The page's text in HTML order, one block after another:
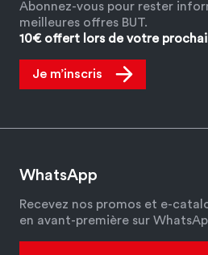
Abonnez-vous pour rester
meilleures offres BUT.
10€ offert lors de votre
Je m’inscris
WhatsApp
Recevez nos promos et e-
en avant-première sur